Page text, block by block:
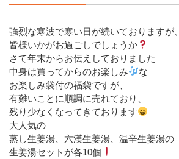
強烈な寒波で寒い日が続いておりますが、
皆様いかがお過ごしでしょうか
さて年末からお伝えしておりました
中身は買ってからのお楽しみ
な
お楽しみ袋付の福袋ですが、
有難いことに順調に売れており、
残り少なくなってきております
大人気の
蒸し生姜湯、六漢生姜湯、温辛生姜湯の
生姜湯セットが各10個